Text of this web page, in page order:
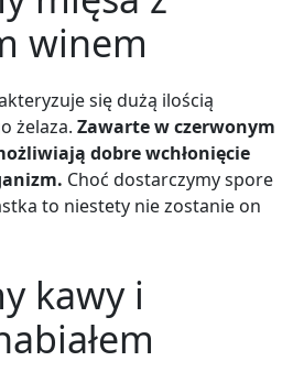
winem
się dużą ilością
żelaza. Zawarte w czerwonym
dobre wchłonięcie
Choć dostarczymy spore
to niestety nie zostanie on
kawy i